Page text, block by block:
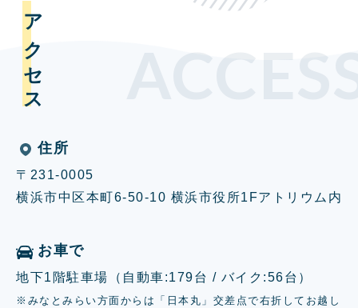
アクセス
住所
〒231-0005
横浜市中区本町6-50-10 横浜市役所1Fアトリウム内
お車で
地下1階駐車場（自動車:179台 / バイク:56台）
※みなとみらい方面からは「日本丸」交差点で右折してお越し